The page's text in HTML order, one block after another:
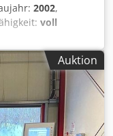
2002,
voll
560 mm,
der Steckplätze
- garantierter
DETAILS
Y-Achse: 560 mm
560 mm
Auktion